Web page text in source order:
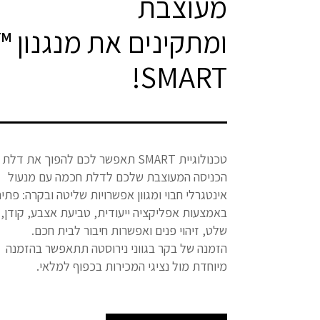
ומתקינים את מנגנון
SMART!
טכנולוגיית SMART תאפשר לכם להפוך את דלת
הכניסה המעוצבת שלכם לדלת חכמה עם מנעול
אינטגרלי חבוי ומגוון אפשרויות שליטה ובקרה:
באמצעות אפליקציה ייעודית, טביעת אצבע, קודן,
שלט, זיהוי פנים ואפשרות חיבור לבית חכם.
הזמנה של בקר בגווני נירוסטה תתאפשר בהזמנה
מיוחדת מול נציגי המכירות בכפוף למלאי.